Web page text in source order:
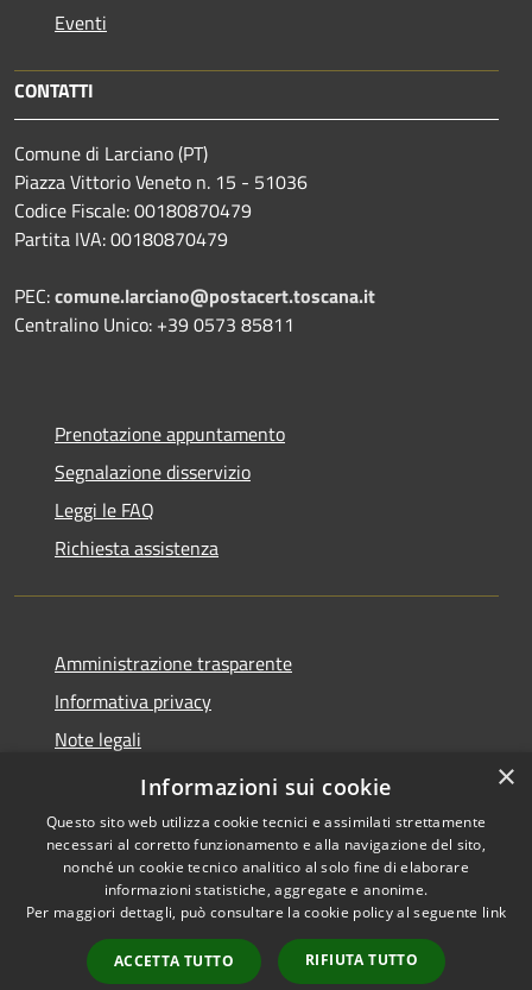
Eventi
CONTATTI
Comune di Larciano (PT)
Piazza Vittorio Veneto n. 15 - 51036
Codice Fiscale: 00180870479
Partita IVA: 00180870479
PEC:comune.larciano@postacert.toscana.it
Centralino Unico: +39 0573 85811
Prenotazione appuntamento
Segnalazione disservizio
Leggi le FAQ
Richiesta assistenza
Amministrazione trasparente
Informativa privacy
Note legali
Dichiarazione di accessibilità
Accessibilità
Copyright © 2026 • Comune di
Larciano • Powered by
Municipium•
Accesso
redazione
×
Informazioni sui cookie
Questo sito web utilizza cookie tecnici e assimilati strettamente
necessari al corretto funzionamento e alla navigazione del sito,
nonché un cookie tecnico analitico al solo fine di elaborare
informazioni statistiche, aggregate e anonime.
Per maggiori dettagli, può consultare la cookie policy al seguente link
ACCETTA TUTTO RIFIUTA TUTTO